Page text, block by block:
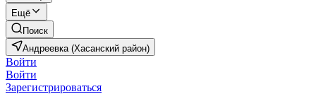
Ещё
Поиск
Андреевка (Хасанский район)
Войти
Войти
Зарегистрироваться